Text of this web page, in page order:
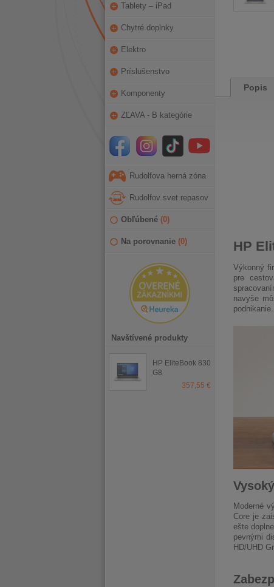
Tablety – iPad
Chytré doplnky
Elektro
Príslušenstvo
Komponenty
ZĽAVA - B kategórie
Rudolfova herná zóna
Rudolfov svet repasov
Obľúbené (0)
Na porovnanie (0)
Navštívené produkty
HP EliteBook 830
G8
357,55 €
Popis
HP
Výkonný
pre
navyše
Moderné
Core je
ešte
pevnými
HD/UHD